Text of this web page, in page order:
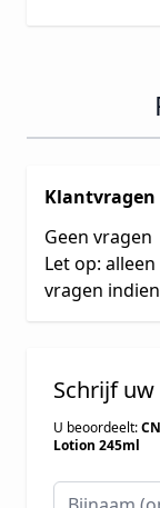
Klantvragen
Geen vragen
Let op:
vragen
Schrijf
U beoordeelt:
Lotion 245ml
Bijnaam